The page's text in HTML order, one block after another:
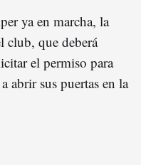
ya en marcha, la
club, que deberá
el permiso para
abrir sus puertas en la